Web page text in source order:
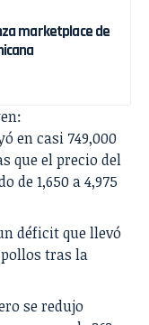
marketplace de
en casi 749,000
que el precio del
de 1,650 a 4,975
déficit que llevó
tras la
se redujo